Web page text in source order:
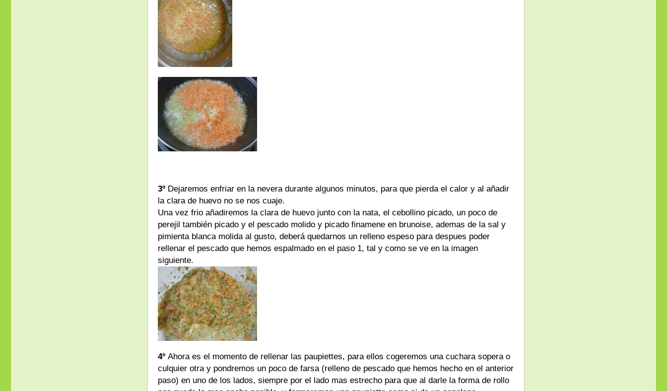
3º Dejaremos enfriar en la nevera durante algunos minutos, para que pierda el calor y al añadir
la clara de huevo no se nos cuaje.
Una vez frio añadiremos la clara de huevo junto con la nata, el cebollino picado, un poco de
perejil también picado y el pescado molido y picado finamene en brunoise, ademas de la sal y
pimienta blanca molida al gusto, deberá quedarnos un relleno espeso para despues poder
rellenar el pescado que hemos espalmado en el paso 1, tal y como se ve en la imagen
siguiente.
4º Ahora es el momento de rellenar las paupiettes, para ellos cogeremos una cuchara sopera o
culquier otra y pondremos un poco de farsa (relleno de pescado que hemos hecho en el anterior
paso) en uno de los lados, siempre por el lado mas estrecho para que al darle la forma de rollo